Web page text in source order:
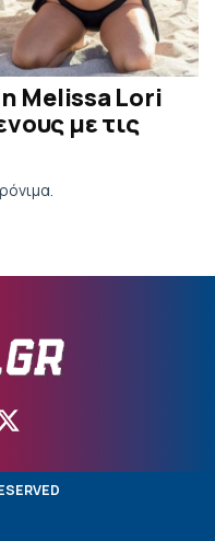
Melissa Lori
με τις